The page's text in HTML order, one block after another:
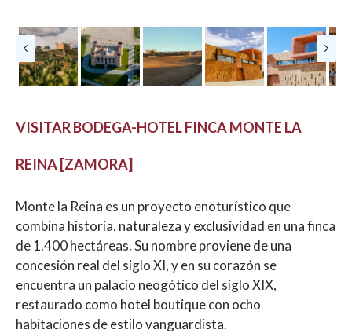
VISITAR BODEGA-HOTEL FINCA MONTE LA
REINA [ZAMORA]
Monte la Reina es un proyecto enoturístico que
combina historia, naturaleza y exclusividad en una finca
de 1.400 hectáreas. Su nombre proviene de una
concesión real del siglo XI, y en su corazón se
encuentra un palacio neogótico del siglo XIX,
restaurado como hotel boutique con ocho
habitaciones de estilo vanguardista.